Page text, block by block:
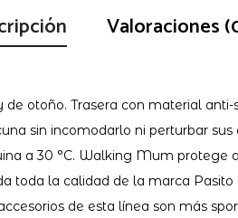
Valoraciones
otoño. Trasera con material
sin incomodarlo ni perturbar
a 30 °C. Walking Mum protege
toda la calidad de la marca
de esta línea son más